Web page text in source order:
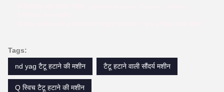
Tags:
nd yag टैटू हटाने की मशीन
टैटू हटाने वाली सौंदर्य मशीन
Q स्विच टैटू हटाने की मशीन